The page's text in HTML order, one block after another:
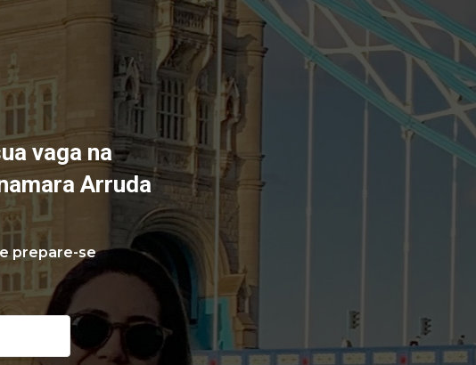
vaga na
Arruda
prepare-se